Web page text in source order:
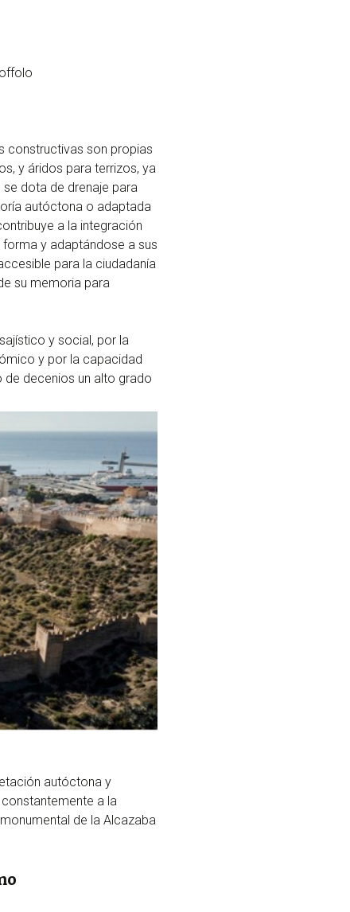
constructivas son propias
y áridos para terrizos, ya
dota de drenaje para
autóctona o adaptada
a la integración
y adaptándose a sus
para la ciudadanía
su memoria para
y social, por la
y por la capacidad
de decenios un alto grado
autóctona y
a la
de la Alcazaba